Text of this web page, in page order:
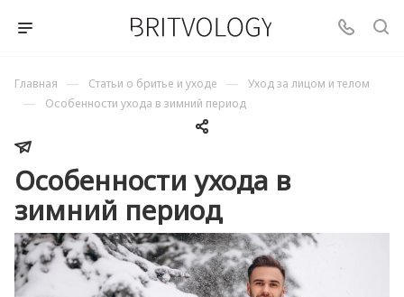
Главная — Статьи о бритье и уходе — Уход за лицом и телом
— Особенности ухода в зимний период
Особенности ухода в
зимний период